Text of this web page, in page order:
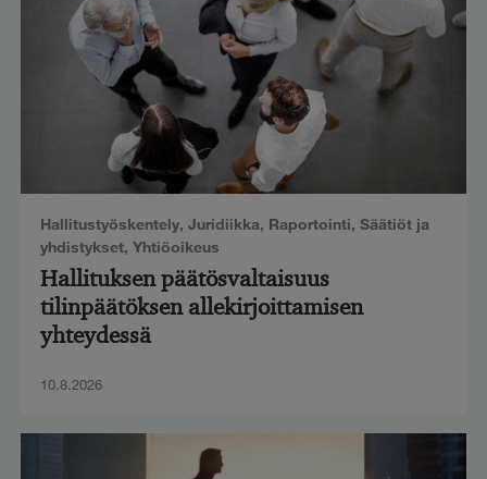
Hallitustyöskentely, Juridiikka, Raportointi, Säätiöt ja
yhdistykset, Yhtiöoikeus
Hallituksen päätösvaltaisuus
tilinpäätöksen allekirjoittamisen
yhteydessä
10.8.2026